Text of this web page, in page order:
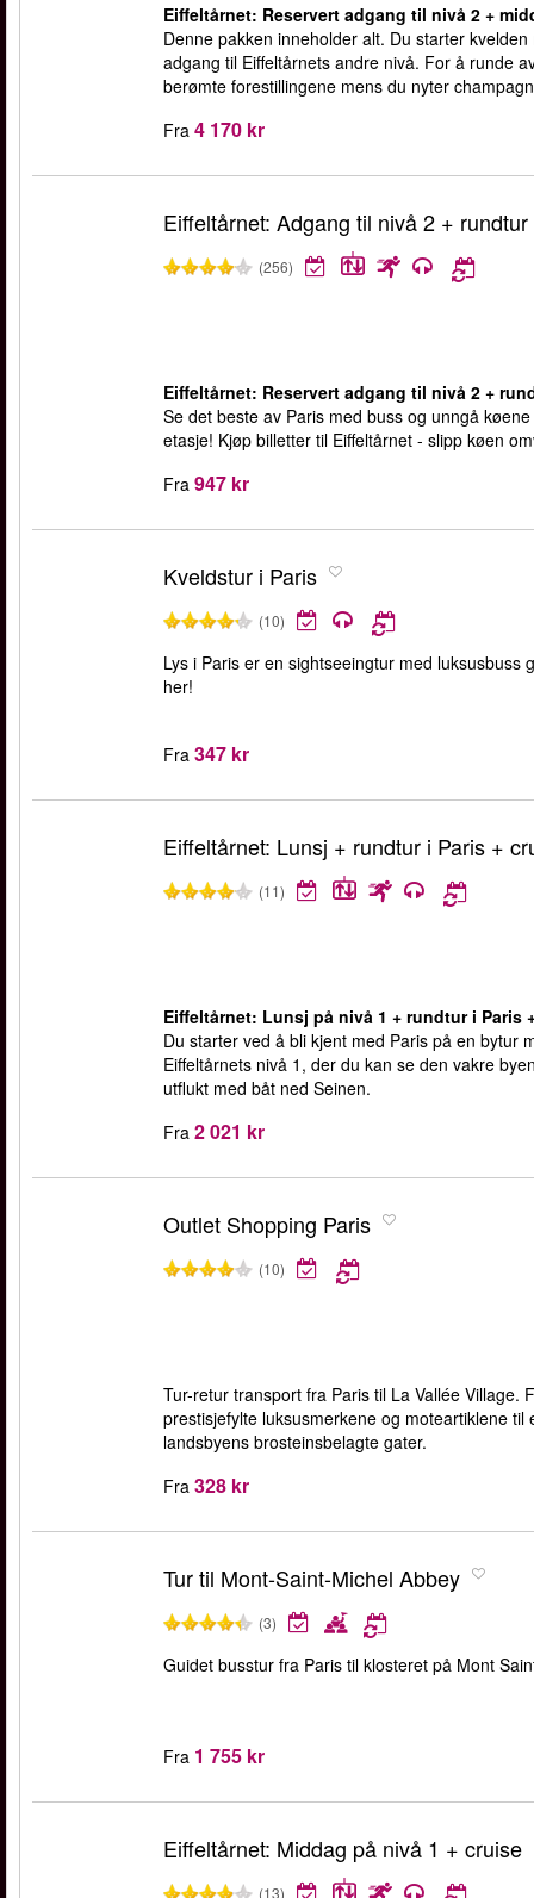
Eiffeltårnet: Reservert adgang til nivå 2 +
Denne pakken inneholder alt. Du starter
adgang til Eiffeltårnets andre nivå. For å runde
berømte forestillingene mens du nyter
Fra 4 170 kr
Eiffeltårnet: Adgang til nivå 2 + rundtur
(256)
Eiffeltårnet: Reservert adgang til nivå 2 +
Se det beste av Paris med buss og unngå
etasje! Kjøp billetter til Eiffeltårnet - slipp køen
Fra 947 kr
Kveldstur i Paris
(10)
Lys i Paris er en sightseeingtur med
her!
Fra 347 kr
Eiffeltårnet: Lunsj + rundtur i Paris +
(11)
Eiffeltårnet: Lunsj på nivå 1 + rundtur i Paris
Du starter ved å bli kjent med Paris på en bytur
Eiffeltårnets nivå 1, der du kan se den vakre
utflukt med båt ned Seinen.
Fra 2 021 kr
Outlet Shopping Paris
(10)
Tur-retur transport fra Paris til La Vallée
prestisjefylte luksusmerkene og moteartiklene
landsbyens brosteinsbelagte gater.
Fra 328 kr
Tur til Mont-Saint-Michel Abbey
(3)
Guidet busstur fra Paris til klosteret på Mont
Fra 1 755 kr
Eiffeltårnet: Middag på nivå 1 + cruise
(13)